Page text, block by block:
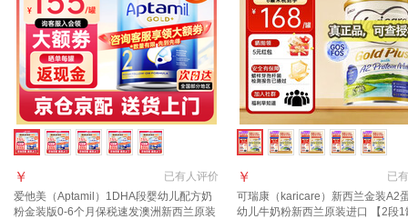
已有人评价
￥
爱他美（Aptamil）1DHA段婴幼儿配方奶
粉金装版0-6个月保税速发澳洲新西兰原装
已有
￥
可瑞康（karicare）新西兰金装A2
幼儿牛奶粉新西兰原装进口 【2段1